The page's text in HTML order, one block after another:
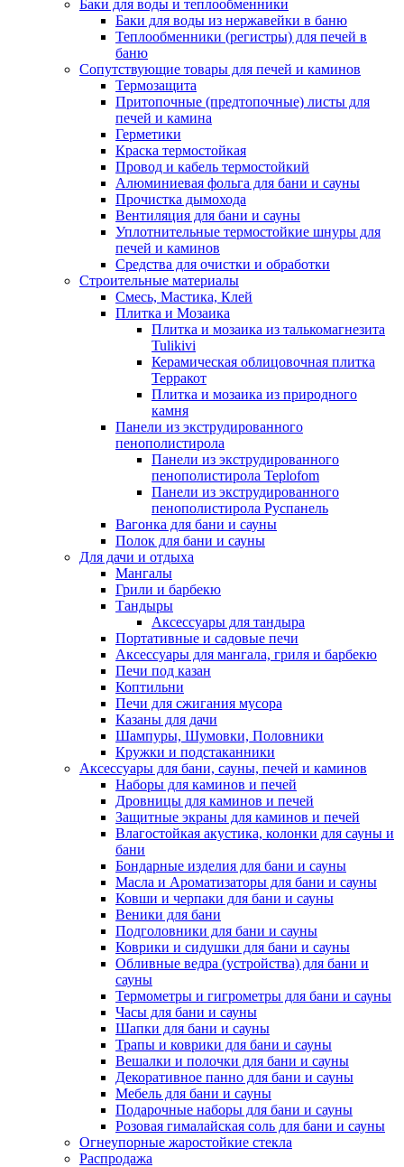
Баки для воды и теплообменники
Баки для воды из нержавейки в баню
Теплообменники (регистры) для печей в
баню
Сопутствующие товары для печей и каминов
Термозащита
Притопочные (предтопочные) листы для
печей и камина
Герметики
Краска термостойкая
Провод и кабель термостойкий
Алюминиевая фольга для бани и сауны
Прочистка дымохода
Вентиляция для бани и сауны
Уплотнительные термостойкие шнуры для
печей и каминов
Средства для очистки и обработки
Строительные материалы
Смесь, Мастика, Клей
Плитка и Мозаика
Плитка и мозаика из талькомагнезита
Tulikivi
Керамическая облицовочная плитка
Терракот
Плитка и мозаика из природного
камня
Панели из экструдированного
пенополистирола
Панели из экструдированного
пенополистирола Teplofom
Панели из экструдированного
пенополистирола Руспанель
Вагонка для бани и сауны
Полок для бани и сауны
Для дачи и отдыха
Мангалы
Грили и барбекю
Тандыры
Аксессуары для тандыра
Портативные и садовые печи
Аксессуары для мангала, гриля и барбекю
Печи под казан
Коптильни
Печи для сжигания мусора
Казаны для дачи
Шампуры, Шумовки, Половники
Кружки и подстаканники
Аксессуары для бани, сауны, печей и каминов
Наборы для каминов и печей
Дровницы для каминов и печей
Защитные экраны для каминов и печей
Влагостойкая акустика, колонки для сауны и
бани
Бондарные изделия для бани и сауны
Масла и Ароматизаторы для бани и сауны
Ковши и черпаки для бани и сауны
Веники для бани
Подголовники для бани и сауны
Коврики и сидушки для бани и сауны
Обливные ведра (устройства) для бани и
сауны
Термометры и гигрометры для бани и сауны
Часы для бани и сауны
Шапки для бани и сауны
Трапы и коврики для бани и сауны
Вешалки и полочки для бани и сауны
Декоративное панно для бани и сауны
Мебель для бани и сауны
Подарочные наборы для бани и сауны
Розовая гималайская соль для бани и сауны
Огнеупорные жаростойкие стекла
Распродажа